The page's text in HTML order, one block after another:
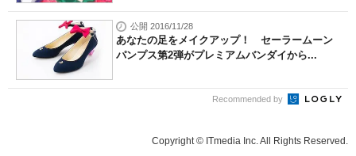
公開 2016/11/28
あなたの足をメイクアップ！ セーラームーン
パンプス第2弾がプレミアムバンダイから...
Recommended by
Copyright © ITmedia Inc. All Rights Reserved.